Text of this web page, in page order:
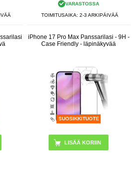
VARASTOSSA
TOIMITUSAIKA: 2-3 ARKIPÄIVÄÄ
iPhone 17 Pro Max Panssarilasi - 9H -
Case Friendly - läpinäkyvää
SUOSIKKITUOTE